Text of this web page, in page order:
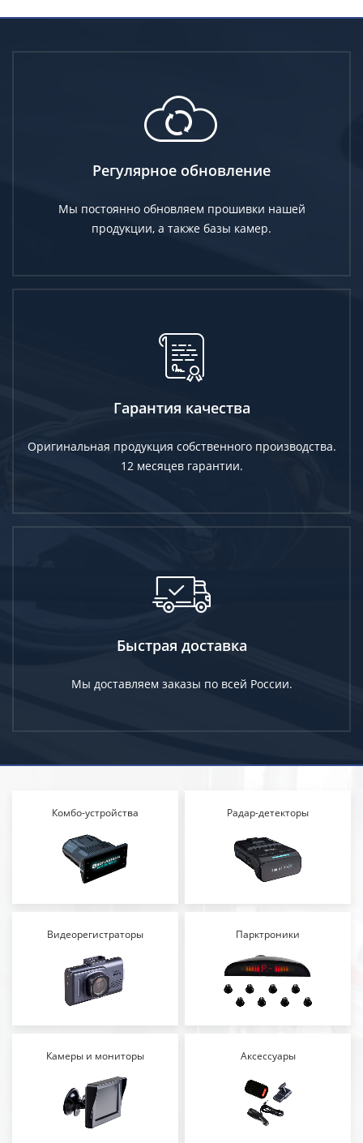
Регулярное обновление
Мы постоянно обновляем прошивки нашей
продукции, а также базы камер.
Гарантия качества
Оригинальная продукция собственного производства.
12 месяцев гарантии.
Быстрая доставка
Мы доставляем заказы по всей России.
Комбо-устройства Радар-детекторы
Видеорегистраторы Парктроники
Камеры и мониторы Аксессуары